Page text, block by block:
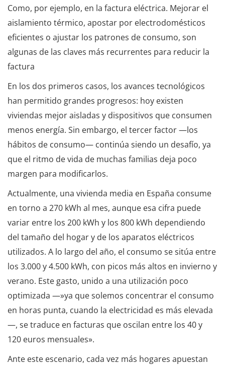
Como, por ejemplo, en la factura eléctrica. Mejorar el
aislamiento térmico, apostar por electrodomésticos
eficientes o ajustar los patrones de consumo, son
algunas de las claves más recurrentes para reducir la
factura
En los dos primeros casos, los avances tecnológicos
han permitido grandes progresos: hoy existen
viviendas mejor aisladas y dispositivos que consumen
menos energía. Sin embargo, el tercer factor —los
hábitos de consumo— continúa siendo un desafío, ya
que el ritmo de vida de muchas familias deja poco
margen para modificarlos.
Actualmente, una vivienda media en España consume
en torno a 270 kWh al mes, aunque esa cifra puede
variar entre los 200 kWh y los 800 kWh dependiendo
del tamaño del hogar y de los aparatos eléctricos
utilizados. A lo largo del año, el consumo se sitúa entre
los 3.000 y 4.500 kWh, con picos más altos en invierno y
verano. Este gasto, unido a una utilización poco
optimizada —»ya que solemos concentrar el consumo
en horas punta, cuando la electricidad es más elevada
—, se traduce en facturas que oscilan entre los 40 y
120 euros mensuales».
Ante este escenario, cada vez más hogares apuestan